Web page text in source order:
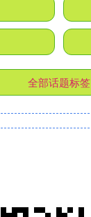
全部话题标签